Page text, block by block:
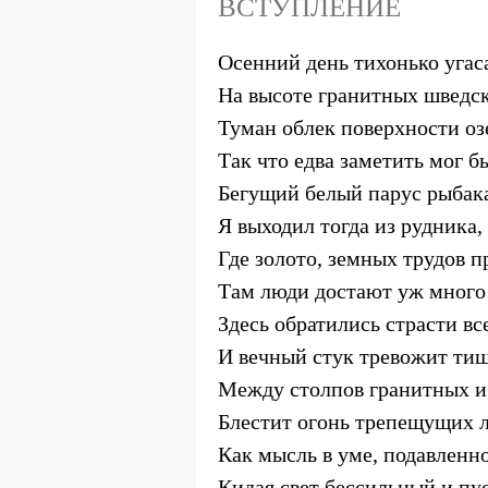
ВСТУПЛЕНИЕ
Осенний день тихонько
На высоте гранитных
Туман облек поверхности
Так что едва заметить мог
Бегущий белый парус
Я выходил тогда из рудника,
Где золото, земных трудов
Там люди достают уж много
Здесь обратились страсти
И вечный стук тревожит
Между столпов гранитных и
Блестит огонь трепещущих
Как мысль в уме,